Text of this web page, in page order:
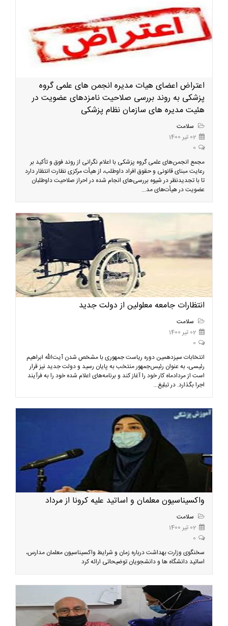
اعتراض اعضای هیات مدیره انجمن های علمی گروه
پزشکی به روند بررسی صلاحیت نامزدهای عضویت در
هئیت مدیره های سازمان نظام پزشکی
سلامت
02 تیر 1400
0
مجمع انجمن‌های علمی گروه پزشکی با اعلام نگرانی از روند فوق و تأکید بر
رعایت مبنای قانونی و حقوق افراد داوطلب، از هیأت مرکزی نظارت انتظار دارد
تا با تجدیدنظر در شیوه بررسی‌های انجام شده در احراز صلاحیت داوطلبان
عضویت در هیأت‌های مد...
انتظارات جامعه معلولین از دولت جدید
سلامت
02 تیر 1400
0
انتخابات سیزدهمین دوره ریاست جمهوری با مشخص شدن آیت‌الله ابراهیم
رئیسی، به عنوان رئیس‌جمهور منتخب به پایان رسید و دولت جدید نیز قرار
است از مردادماه کار خود را آغاز کند و برنامه‌های اعلام شده خود را به فرآیند
اجرا بگذارد. در تبلیغ...
واکسیناسیون معلمان و اساتید علیه کرونا از مرداد
سلامت
02 تیر 1400
0
سخنگوی وزارت بهداشت درباره زمان و شرایط واکسیناسیون معلمان مدارس،
اساتید دانشگاه ها و دانشجویان توضیحاتی ارائه کرد